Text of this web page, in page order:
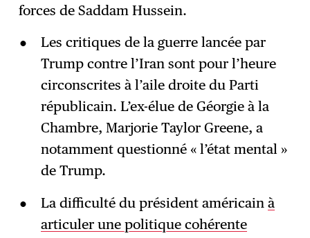
forces de Saddam Hussein.
Les critiques de la guerre lancée par
Trump contre l’Iran sont pour l’heure
circonscrites à l’aile droite du Parti
républicain. L’ex-élue de Géorgie à la
Chambre, Marjorie Taylor Greene, a
notamment questionné « l’état mental »
de Trump.
La difficulté du président américain à
articuler une politique cohérente